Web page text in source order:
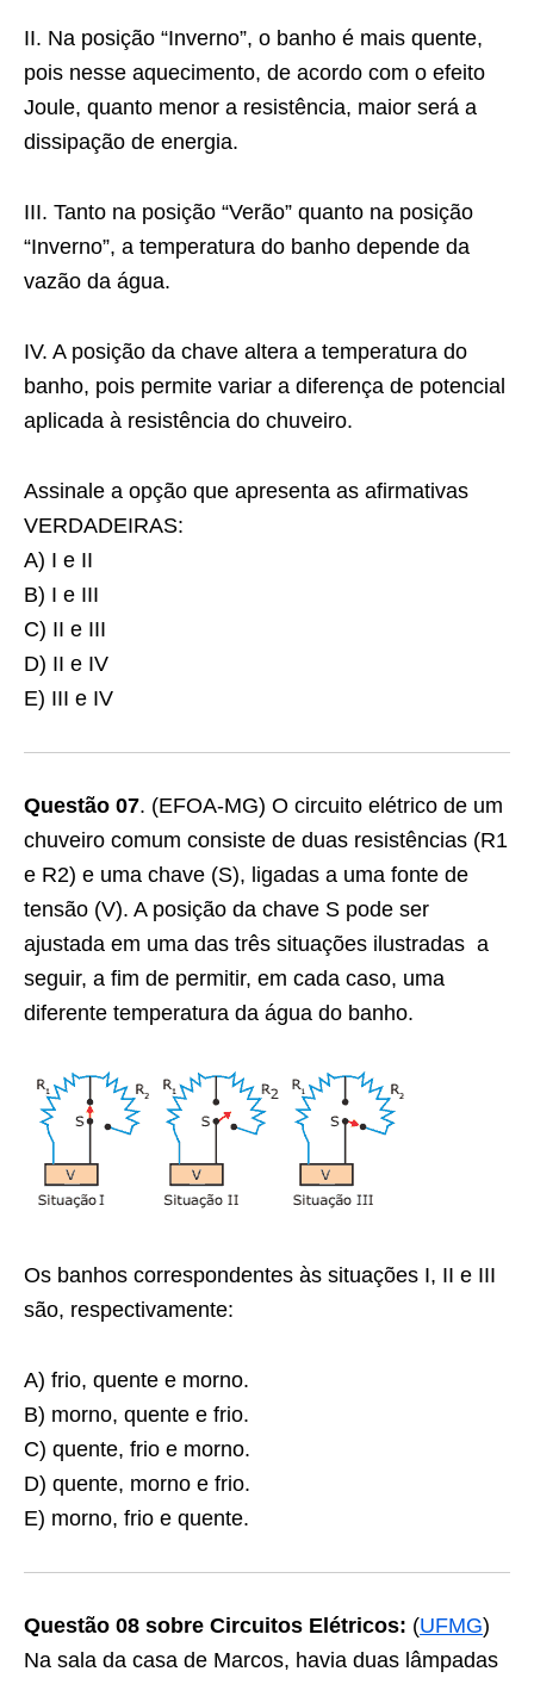
II. Na posição “Inverno”, o banho é mais quente,
pois nesse aquecimento, de acordo com o efeito
Joule, quanto menor a resistência, maior será a
dissipação de energia.
III. Tanto na posição “Verão” quanto na posição
“Inverno”, a temperatura do banho depende da
vazão da água.
IV. A posição da chave altera a temperatura do
banho, pois permite variar a diferença de potencial
aplicada à resistência do chuveiro.
Assinale a opção que apresenta as afirmativas
VERDADEIRAS:
A) I e II
B) I e III
C) II e III
D) II e IV
E) III e IV
Questão 07. (EFOA-MG) O circuito elétrico de um
chuveiro comum consiste de duas resistências (R1
e R2) e uma chave (S), ligadas a uma fonte de
tensão (V). A posição da chave S pode ser
ajustada em uma das três situações ilustradas a
seguir, a fim de permitir, em cada caso, uma
diferente temperatura da água do banho.
Os banhos correspondentes às situações I, II e III
são, respectivamente:
A) frio, quente e morno.
B) morno, quente e frio.
C) quente, frio e morno.
D) quente, morno e frio.
E) morno, frio e quente.
Questão 08 sobre Circuitos Elétricos: (UFMG)
Na sala da casa de Marcos, havia duas lâmpadas